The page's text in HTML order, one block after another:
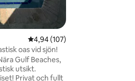
4,94 av 5 i genomsnittligt
4,94 (107)
oas vid sjön!
Gulf Beaches,
utsikt.
Privat och fullt